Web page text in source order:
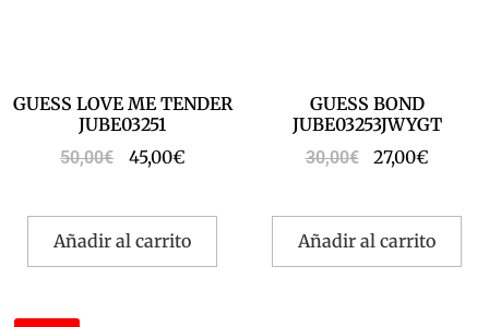
GUESS LOVE ME TENDER
JUBE03251
50,00€ 45,00€
Añadir al carrito
GUESS BOND
JUBE03253JWYGT
30,00€ 27,00€
Añadir al carrito